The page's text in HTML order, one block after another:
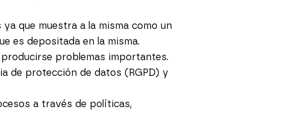
que muestra a la misma como un
es depositada en la misma.
problemas importantes.
de protección de datos (RGPD) y
a través de políticas,